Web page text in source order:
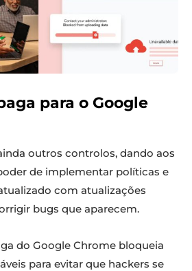
para o Google
outros controlos, dando aos
de implementar políticas e
com atualizações
bugs que aparecem.
do Google Chrome bloqueia
​​para evitar que hackers se